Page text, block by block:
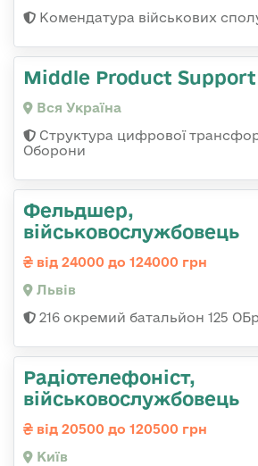
Комендатура військових
Middle Product Support
Вся Україна
Структура цифрової
Оборони
Фельдшер,
військовослужбовець
від 24000 до 124000 грн
Львів
216 окремий батальйон 125
Радіотелефоніст,
військовослужбовець
від 20500 до 120500 грн
Київ